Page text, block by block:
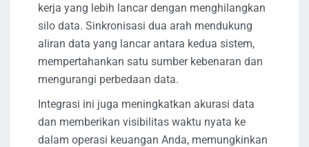
kerja yang lebih lancar dengan menghilangkan
silo data. Sinkronisasi dua arah mendukung
aliran data yang lancar antara kedua sistem,
mempertahankan satu sumber kebenaran dan
mengurangi perbedaan data.
Integrasi ini juga meningkatkan akurasi data
dan memberikan visibilitas waktu nyata ke
dalam operasi keuangan Anda, memungkinkan